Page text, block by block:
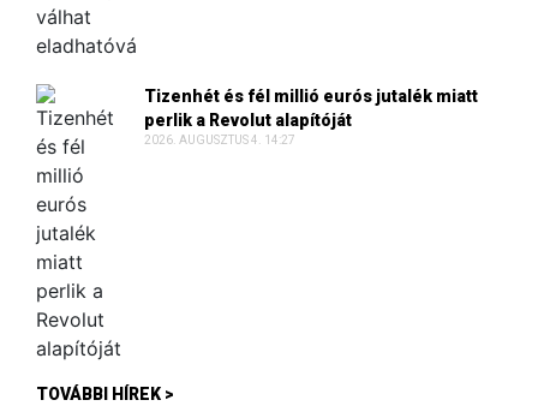
Tizenhét és fél millió eurós jutalék miatt
perlik a Revolut alapítóját
2026. AUGUSZTUS 4. 14:27
TOVÁBBI HÍREK >